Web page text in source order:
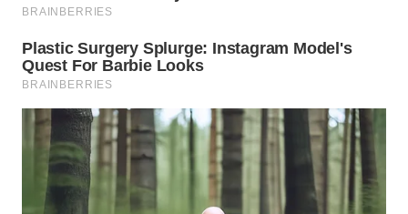
LABUHANBATU
WN
TAPANULI
TENGAH
WN DELI
SERDANG